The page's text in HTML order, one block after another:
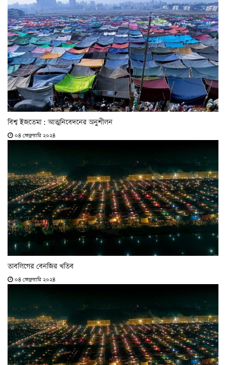
বিশ্ব ইজতেমা : আত্মনিবেদনের অনুশীলন
০৪ ফেব্রুয়ারি ২০২৪
তাবলিগের বেনজির খতিব
০৪ ফেব্রুয়ারি ২০২৪